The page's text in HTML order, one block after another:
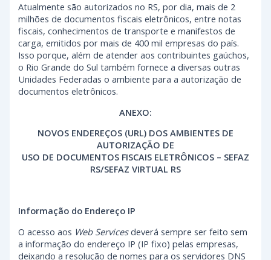
Atualmente são autorizados no RS, por dia, mais de 2
milhões de documentos fiscais eletrônicos, entre notas
fiscais, conhecimentos de transporte e manifestos de
carga, emitidos por mais de 400 mil empresas do país.
Isso porque, além de atender aos contribuintes gaúchos,
o Rio Grande do Sul também fornece a diversas outras
Unidades Federadas o ambiente para a autorização de
documentos eletrônicos.
ANEXO:
NOVOS ENDEREÇOS (URL) DOS AMBIENTES DE
AUTORIZAÇÃO DE
USO DE DOCUMENTOS FISCAIS ELETRÔNICOS – SEFAZ
RS/SEFAZ VIRTUAL RS
Informação do Endereço IP
O acesso aos Web Servicesdeverá sempre ser feito sem
a informação do endereço IP (IP fixo) pelas empresas,
deixando a resolução de nomes para os servidores DNS